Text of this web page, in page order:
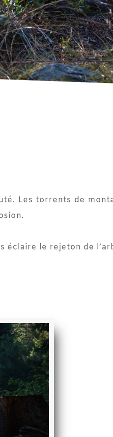
Les torrents de
éclaire le rejeton de